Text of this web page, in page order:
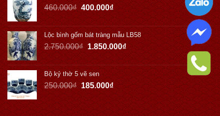
460.000₫ 400.000₫
Lộc bình gốm bát tràng mẫu LB58
2.750.000₫ 1.850.000₫
Bộ kỷ thờ 5 vẽ sen
250.000₫ 185.000₫